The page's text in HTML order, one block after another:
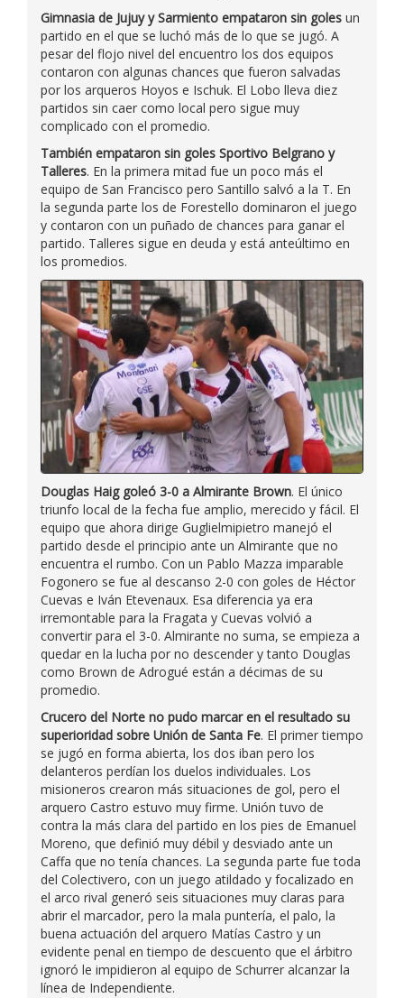
Gimnasia de Jujuy y Sarmiento empataron sin goles un
partido en el que se luchó más de lo que se jugó. A
pesar del flojo nivel del encuentro los dos equipos
contaron con algunas chances que fueron salvadas
por los arqueros Hoyos e Ischuk. El Lobo lleva diez
partidos sin caer como local pero sigue muy
complicado con el promedio.
También empataron sin goles Sportivo Belgrano y
Talleres. En la primera mitad fue un poco más el
equipo de San Francisco pero Santillo salvó a la T. En
la segunda parte los de Forestello dominaron el juego
y contaron con un puñado de chances para ganar el
partido. Talleres sigue en deuda y está anteúltimo en
los promedios.
Douglas Haig goleó 3-0 a Almirante Brown. El único
triunfo local de la fecha fue amplio, merecido y fácil. El
equipo que ahora dirige Guglielmipietro manejó el
partido desde el principio ante un Almirante que no
encuentra el rumbo. Con un Pablo Mazza imparable
Fogonero se fue al descanso 2-0 con goles de Héctor
Cuevas e Iván Etevenaux. Esa diferencia ya era
irremontable para la Fragata y Cuevas volvió a
convertir para el 3-0. Almirante no suma, se empieza a
quedar en la lucha por no descender y tanto Douglas
como Brown de Adrogué están a décimas de su
promedio.
Crucero del Norte no pudo marcar en el resultado su
superioridad sobre Unión de Santa Fe. El primer tiempo
se jugó en forma abierta, los dos iban pero los
delanteros perdían los duelos individuales. Los
misioneros crearon más situaciones de gol, pero el
arquero Castro estuvo muy firme. Unión tuvo de
contra la más clara del partido en los pies de Emanuel
Moreno, que definió muy débil y desviado ante un
Caffa que no tenía chances. La segunda parte fue toda
del Colectivero, con un juego atildado y focalizado en
el arco rival generó seis situaciones muy claras para
abrir el marcador, pero la mala puntería, el palo, la
buena actuación del arquero Matías Castro y un
evidente penal en tiempo de descuento que el árbitro
ignoró le impidieron al equipo de Schurrer alcanzar la
línea de Independiente.